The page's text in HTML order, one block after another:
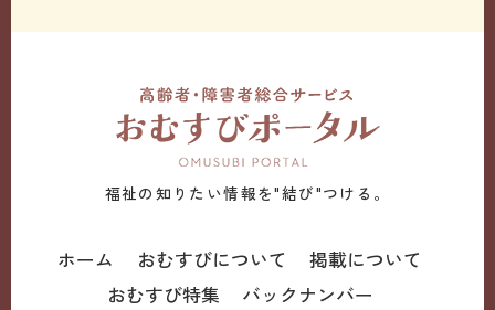
福祉の知りたい情報を"結び"つける。
ホーム おむすびについて
掲載について
おむすび特集
バックナンバー